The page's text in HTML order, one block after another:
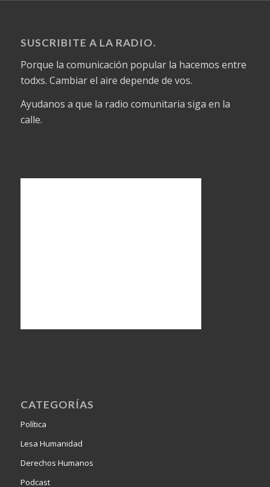
SUSCRIBITE A LA RADIO.
Porque la comunicación popular la hacemos entre
todxs. Cambiar el aire depende de vos.
Ayudanos a que la radio comunitaria siga en la
calle.
CATEGORÍAS
Política
Lesa Humanidad
Derechos Humanos
Podcast